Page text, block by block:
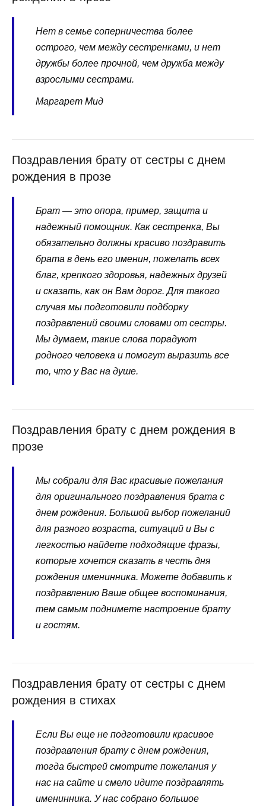
Нет в семье соперничества более
острого, чем между сестренками, и нет
дружбы более прочной, чем дружба между
взрослыми сестрами.
Маргарет Мид
Поздравления брату от сестры с днем
рождения в прозе
Брат — это опора, пример, защита и
надежный помощник. Как сестренка, Вы
обязательно должны красиво поздравить
брата в день его именин, пожелать всех
благ, крепкого здоровья, надежных друзей
и сказать, как он Вам дорог. Для такого
случая мы подготовили подборку
поздравлений своими словами от сестры.
Мы думаем, такие слова порадуют
родного человека и помогут выразить все
то, что у Вас на душе.
Поздравления брату с днем рождения в
прозе
Мы собрали для Вас красивые пожелания
для оригинального поздравления брата с
днем рождения. Большой выбор пожеланий
для разного возраста, ситуаций и Вы с
легкостью найдете подходящие фразы,
которые хочется сказать в честь дня
рождения именинника. Можете добавить к
поздравлению Ваше общее воспоминания,
тем самым поднимете настроение брату
и гостям.
Поздравления брату от сестры с днем
рождения в стихах
Если Вы еще не подготовили красивое
поздравления брату с днем рождения,
тогда быстрей смотрите пожелания у
нас на сайте и смело идите поздравлять
именинника. У нас собрано большое